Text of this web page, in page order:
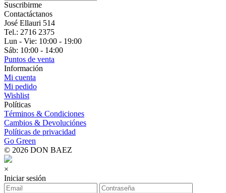
Suscribirme
Contactáctanos
José Ellauri 514
Tel.: 2716 2375
Lun - Vie: 10:00 - 19:00
Sáb: 10:00 - 14:00
Puntos de venta
Información
Mi cuenta
Mi pedido
Wishlist
Políticas
Términos & Condiciones
Cambios & Devoluciónes
Políticas de privacidad
Go Green
© 2026 DON BAEZ
×
Iniciar sesión